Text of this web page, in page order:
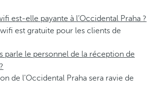
est-elle payante à l’Occidental Praha ?
est gratuite pour les clients de
parle le personnel de la réception de
de l'Occidental Praha sera ravie de